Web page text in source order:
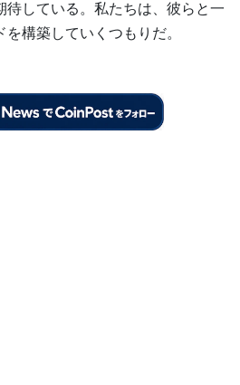
待している。私たちは、彼らと一
構築していくつもりだ。